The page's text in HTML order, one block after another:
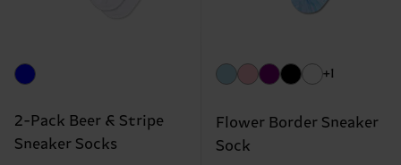
2-Pack Beer & Stripe
Sneaker Socks
+1
Flower Border Sneaker
Sock